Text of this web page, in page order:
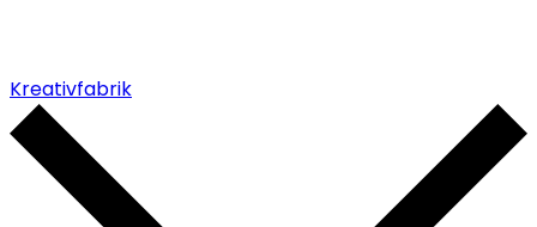
Kreativfabrik